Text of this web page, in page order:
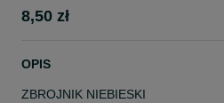
8,50 zł
OPIS
ZBROJNIK NIEBIESKI